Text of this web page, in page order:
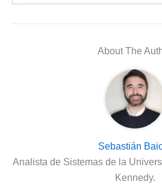
About The
Sebastián
Analista de Sistemas de la
Kennedy.